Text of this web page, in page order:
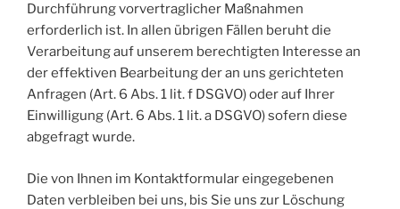
Durchführung vorvertraglicher Maßnahmen
erforderlich ist. In allen übrigen Fällen beruht die
Verarbeitung auf unserem berechtigten Interesse an
der effektiven Bearbeitung der an uns gerichteten
Anfragen (Art. 6 Abs. 1 lit. f DSGVO) oder auf Ihrer
Einwilligung (Art. 6 Abs. 1 lit. a DSGVO) sofern diese
abgefragt wurde.
Die von Ihnen im Kontaktformular eingegebenen
Daten verbleiben bei uns, bis Sie uns zur Löschung